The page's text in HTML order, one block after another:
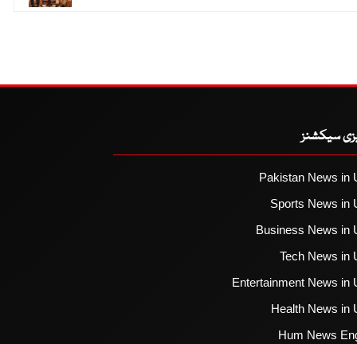
سیکشنز
Pakistan News in
Sports News in
Business News in
Tech News in
Entertainment News in
Health News in
Hum News